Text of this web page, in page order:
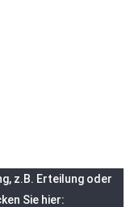
z.B. Erteilung oder
Sie hier: